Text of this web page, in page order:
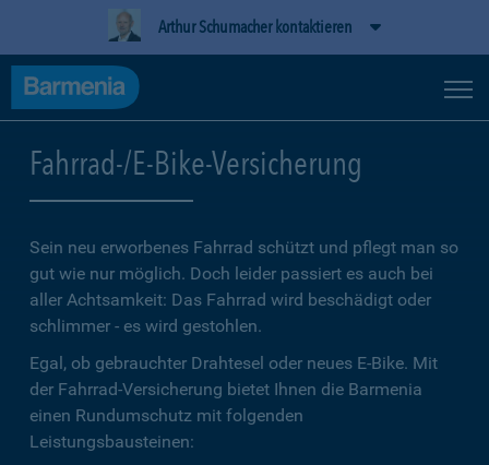
Arthur Schumacher kontaktieren
Fahrrad-/E-Bike-Versicherung
Sein neu erworbenes Fahrrad schützt und pflegt man so
gut wie nur möglich. Doch leider passiert es auch bei
aller Achtsamkeit: Das Fahrrad wird beschädigt oder
schlimmer - es wird gestohlen.
Egal, ob gebrauchter Drahtesel oder neues E-Bike. Mit
der Fahrrad-Versicherung bietet Ihnen die Barmenia
einen Rundumschutz mit folgenden
Leistungsbausteinen: